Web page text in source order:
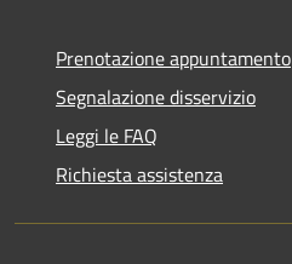
Prenotazione appuntamento
Segnalazione disservizio
Leggi le FAQ
Richiesta assistenza